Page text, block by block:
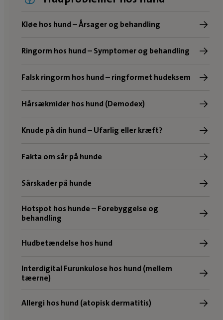
Kløe hos hund – Årsager og behandling
Ringorm hos hund – Symptomer og behandling
Falsk ringorm hos hund – ringformet hudeksem
Hårsækmider hos hund (Demodex)
Knude på din hund – Ufarlig eller kræft?
Fakta om sår på hunde
Sårskader på hunde
Hotspot hos hunde – Forebyggelse og
behandling
Hudbetændelse hos hund
Interdigital Furunkulose hos hund (mellem
tæerne)
Allergi hos hund (atopisk dermatitis)